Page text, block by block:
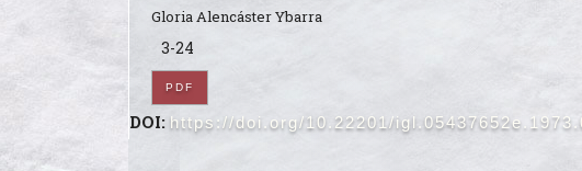
Gloria Alencáster Ybarra
3-24
PDF
DOI: https://doi.org/10.22201/